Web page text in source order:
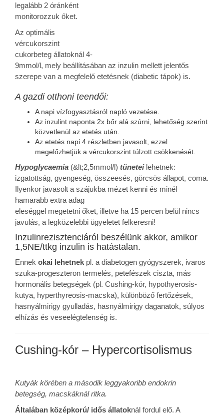
legalább 2 óránként
monitorozzuk őket.
Az optimális
vércukorszint
cukorbeteg állatoknál 4-
9mmol/l, mely beállításában az inzulin mellett jelentős
szerepe van a megfelelő etetésnek (diabetic tápok) is.
A gazdi otthoni teendői:
A napi vízfogyasztásról napló vezetése.
Az inzulint naponta 2x bőr alá szúrni, lehetőség szerint
közvetlenül az etetés után.
Az etetés napi 4 részletben javasolt, ezzel
megelőzhetjük a vércukorszint túlzott csökkenését.
Hypoglycaemia (&lt;2,5mmol/l) tüneteilehetnek:
izgatottság, gyengeség, összeesés, görcsös állapot, coma.
Ilyenkor javasolt a szájukba mézet kenni és minél
hamarabb extra adag
eleséggel megetetni őket, illetve ha 15 percen belül nincs
javulás, a legközelebbi ügyeletet felkeresni!
Inzulinrezisztenciáról beszélünk akkor, amikor
1,5NE/ttkg inzulin is hatástalan.
Ennek okai lehetnek pl. a diabetogen gyógyszerek, ivaros
szuka-progeszteron termelés, petefészek ciszta, más
hormonális betegségek (pl. Cushing-kór, hypothyerosis-
kutya, hyperthyreosis-macska), különböző fertőzések,
hasnyálmirigy gyulladás, hasnyálmirigy daganatok, súlyos
elhízás és veseelégtelenség is.
Cushing-kór – Hypercortisolismus
Kutyák körében a második leggyakoribb endokrin
betegség, macskáknál ritka.
Általában középkorú/ idős állatoknál fordul elő. A